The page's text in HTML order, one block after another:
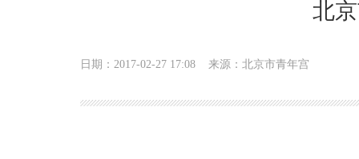
北
日期：2017-02-27 17:08 来源：北京市青年宫